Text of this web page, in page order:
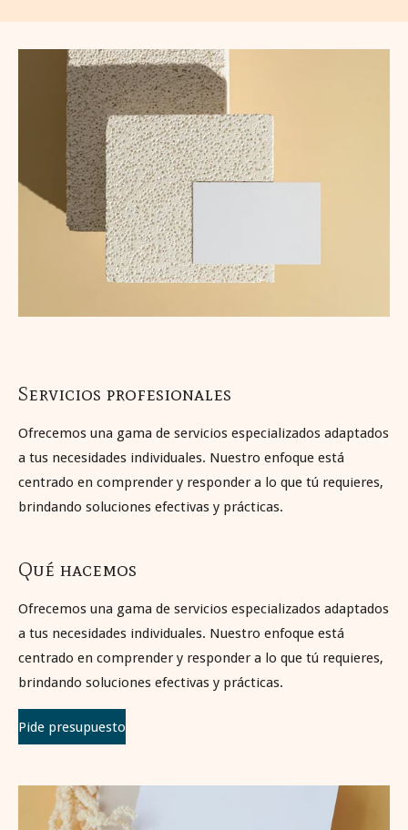
Servicios profesionales
Ofrecemos una gama de servicios especializados adaptados
a tus necesidades individuales. Nuestro enfoque está
centrado en comprender y responder a lo que tú requieres,
brindando soluciones efectivas y prácticas.
Qué hacemos
Ofrecemos una gama de servicios especializados adaptados
a tus necesidades individuales. Nuestro enfoque está
centrado en comprender y responder a lo que tú requieres,
brindando soluciones efectivas y prácticas.
Pide presupuesto